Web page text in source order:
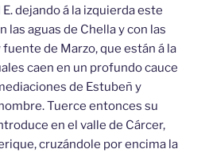
dejando á la izquierda este
las aguas de Chella y con las
de Marzo, que están á la
caen en un profundo cauce
de Estubeñ y
Tuerce entonces su
en el valle de Cárcer,
cruzándole por encima la